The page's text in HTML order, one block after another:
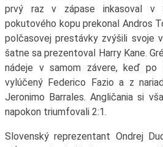
prvý raz v zápase inkasoval
pokutového kopu prekonal Andros
polčasovej prestávky zvýšili svoje
šatne sa prezentoval Harry Kane.
nádeje v samom závere, keď
vylúčený Federico Fazio a z
Jeronimo Barrales. Angličania si
napokon triumfovali 2:1.
Slovenský reprezentant Ondrej